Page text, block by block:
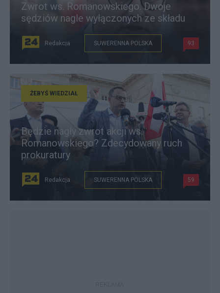
Zwrot ws. Romanowskiego. Dwoje
sędziów nagle wyłączonych ze składu
Redakcja SUWERENNA POLSKA 93
ŻEBYŚ WIEDZIAŁ
Będzie nagły zwrot akcji ws.
Romanowskiego? Zdecydowany ruch
prokuratury
Redakcja SUWERENNA POLSKA 59